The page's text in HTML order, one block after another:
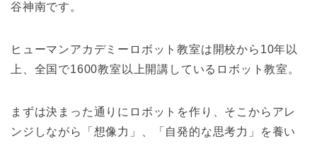
谷神南です。
ヒューマンアカデミーロボット教室は開校から10年以
上、全国で1600教室以上開講しているロボット教室。
まずは決まった通りにロボットを作り、そこからアレ
ンジしながら「想像力」、「自発的な思考力」を養い